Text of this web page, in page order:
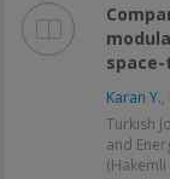
Karan Y.,
Turkish
and